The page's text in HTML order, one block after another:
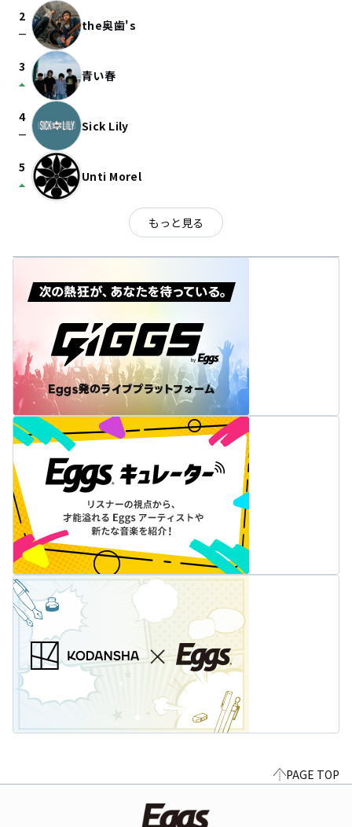
2
check_indeterminate_small the奥歯's
3
arrow_drop_up 青い春
4
check_indeterminate_small Sick Lily
5
arrow_drop_up Unti Morel
もっと見る
PAGE TOP